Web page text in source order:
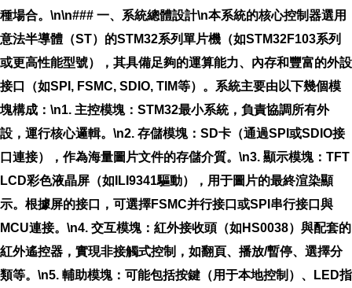
種場合。\n\n### 一、系統總體設計\n本系統的核心控制器選用
意法半導體（ST）的STM32系列單片機（如STM32F103系列
或更高性能型號），其具備足夠的運算能力、內存和豐富的外設
接口（如SPI, FSMC, SDIO, TIM等）。系統主要由以下幾個模
塊構成：\n1. 主控模塊 ：STM32最小系統，負責協調所有外
設，運行核心邏輯。\n2. 存儲模塊 ：SD卡（通過SPI或SDIO接
口連接），作為海量圖片文件的存儲介質。\n3. 顯示模塊 ：TFT
LCD彩色液晶屏（如ILI9341驅動），用于圖片的最終渲染顯
示。根據屏的接口，可選擇FSMC并行接口或SPI串行接口與
MCU連接。\n4. 交互模塊 ：紅外接收頭（如HS0038）與配套的
紅外遙控器，實現非接觸式控制，如翻頁、播放/暫停、選擇分
類等。\n5. 輔助模塊 ：可能包括按鍵（用于本地控制）、LED指